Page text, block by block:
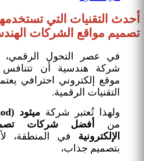
أحدث التقنيات التي
تصميم مواقع الشركات
في عصر التحول الرقمي،
شركة هندسية أن تتنافس
موقع إلكتروني احترافي
التقنيات الرقمية.
ولهذا تُعتبر شركة ميثود (Method)
من
أفضل شركات
الإلكترونية في المنطقة،
بتصميم جذاب،